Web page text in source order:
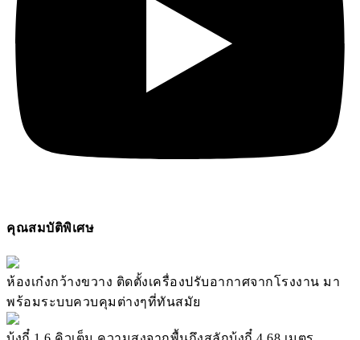
คุณสมบัติพิเศษ
ห้องเก๋งกว้างขวาง ติดตั้งเครื่องปรับอากาศจากโรงงาน มา
พร้อมระบบควบคุมต่างๆที่ทันสมัย